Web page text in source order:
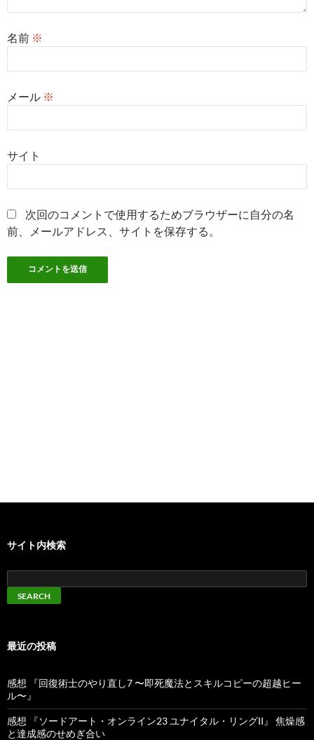
名前 ※
メール ※
サイト
次回のコメントで使用するためブラウザーに自分の名
前、メールアドレス、サイトを保存する。
サイト内検索
最近の投稿
感想 『回復術士のやり直し7 〜即死魔法とスキルコピーの超越ヒー
ル〜』
感想 『ソードアート・オンライン23 ユナイタル・リングII』 焦燥感
と達成感のせめぎ合い